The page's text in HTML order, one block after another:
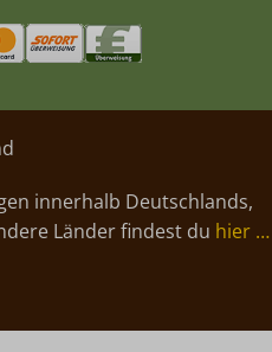
innerhalb Deutschlands,
Länder findest du hier …